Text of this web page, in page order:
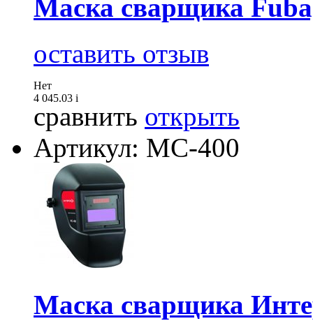
Маска сварщика
оставить отзыв
Нет
4 045.03 i
сравнить открыть
Артикул: МС-400
Маска сварщика